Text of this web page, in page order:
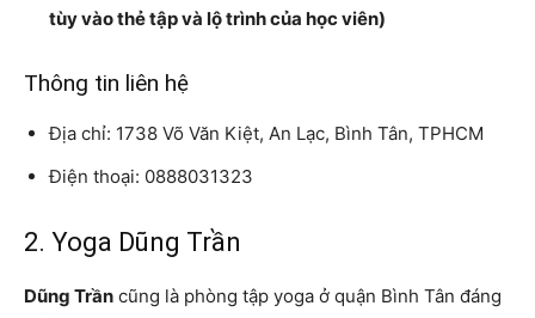
tùy vào thẻ tập và lộ trình của học viên)
Thông tin liên hệ
Địa chỉ: 1738 Võ Văn Kiệt, An Lạc, Bình Tân, TPHCM
Điện thoại: 0888031323
2. Yoga Dũng Trần
Dũng Trần cũng là phòng tập yoga ở quận Bình Tân đáng